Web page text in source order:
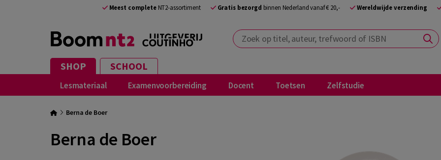
Meest completeNT2-assortiment Gratis bezorgd binnen Nederland vanaf € 20,- Wereldwijde verzending
Zoek op titel, auteur, trefwoord of ISBN
SHOP SCHOOL
Lesmateriaal Examenvoorbereiding Docent Toetsen Zelfstudie
Berna de Boer
Berna de Boer